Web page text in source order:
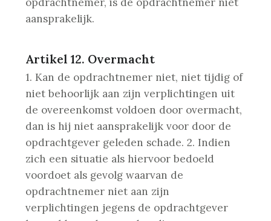
aansprakelijk.
Artikel 12. Overmacht
1. Kan de opdrachtnemer niet, niet tijdig of
niet behoorlijk aan zijn verplichtingen uit
de overeenkomst voldoen door overmacht,
dan is hij niet aansprakelijk voor door de
opdrachtgever geleden schade. 2. Indien
zich een situatie als hiervoor bedoeld
voordoet als gevolg waarvan de
opdrachtnemer niet aan zijn
verplichtingen jegens de opdrachtgever